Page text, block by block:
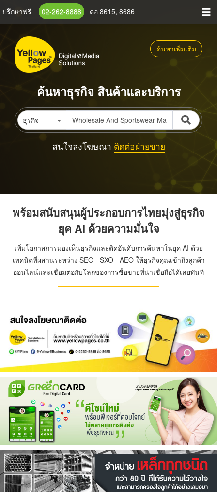
ข้าม
เนื้อหา
หลัก
ปรึกษาฟรี 02-262-8888 ต่อ 8615, 8686
ค้นหาเพิ่มเติม
ค้นหาธุรกิจ สินค้าและบริการ
ธุรกิจ
สนใจลงโฆษณา ติดต่อฝ่ายขาย
พร้อมสนับสนุนผู้ประกอบการไทยมุ่งสู่ธุรกิจ
ยุค AI ด้วยความมั่นใจ
เพิ่มโอกาสการมองเห็นธุรกิจและติดอันดับการค้นหาในยุค AI ด้วย
เทคนิคที่ผสานระหว่าง SEO - SXO - AEO ให้ธุรกิจคุณเข้าถึงลูกค้า
ออนไลน์และเชื่อมต่อกับโลกของการซื้อขายที่น่าเชื่อถือได้เลยทันที